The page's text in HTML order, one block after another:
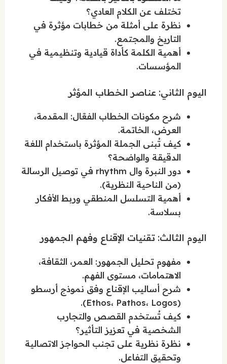
تختلف عن الكلام العادي؟
نظرة على أمثلة من خطابات مؤثرة في
التاريخ والمجتمع.
أهمية الكلمة كأداة قيادية وتنظيمية في
المؤسسات.
اليوم الثاني: عناصر الخطاب المؤثر
شرح مكونات الخطاب الفعّال: المقدمة،
العرض، الخاتمة.
كيف تُبنى الجملة المؤثرة باستخدام اللغة
الدقيقة والواضحة؟
دور النبرة وال rhythm في توصيل الرسالة
(من الناحية النظرية).
أهمية التسلسل المنطقي وربط الأفكار
بسلاسة.
اليوم الثالث: تقنيات الإقناع وفهم الجمهور
مفهوم تحليل الجمهور: العمر، الثقافة،
الاهتمامات، مستوى الفهم.
شرح أساليب الإقناع وفق نموذج أرسطو
(Ethos، Pathos، Logos).
كيف تُستخدم القصص والتجارب
الشخصية في تعزيز التأثير؟
نظرة نظرية على تجنب الحواجز الاتصالية
وتحقيق التفاعل.